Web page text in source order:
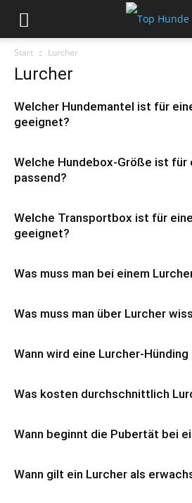
Start Lurcher
Lurcher
Welcher Hundemantel ist für
geeignet?
Welche Hundebox-Größe ist für
passend?
Welche Transportbox ist für
geeignet?
Was muss man bei einem
Was muss man über Lurcher
Wann wird eine Lurcher-Hünding
Was kosten durchschnittlich
Wann beginnt die Pubertät bei
Wann gilt ein Lurcher als